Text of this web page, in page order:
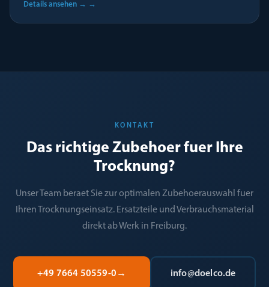
Details ansehen → →
KONTAKT
Das richtige Zubehoer fuer Ihre
Trocknung?
Unser Team beraet Sie zur optimalen Zubehoerauswahl fuer
Ihren Trocknungseinsatz. Ersatzteile und Verbrauchsmaterial
direkt ab Werk in Freiburg.
+49 7664 50559-0 → info@doelco.de